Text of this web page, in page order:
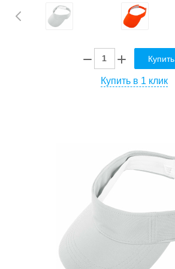
Купить
Купить в 1 клик